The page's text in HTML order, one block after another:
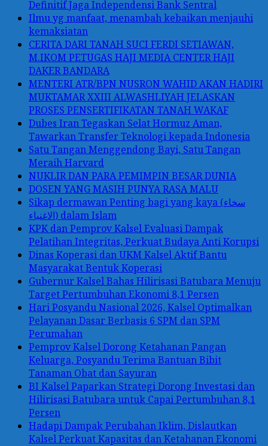
Definitif Jaga Independensi Bank Sentral
Ilmu yg manfaat, menambah kebaikan menjauhi
kemaksiatan
CERITA DARI TANAH SUCI FERDI SETIAWAN,
M.IKOM PETUGAS HAJI MEDIA CENTER HAJI
DAKER BANDARA
MENTERI ATR/BPN NUSRON WAHID AKAN HADIRI
MUKTAMAR XXIII ALWASHLIYAH JELASKAN
PROSES PENSERTIFIKATAN TANAH WAKAF
Dubes Iran Tegaskan Selat Hormuz Aman,
Tawarkan Transfer Teknologi kepada Indonesia
Satu Tangan Menggendong Bayi, Satu Tangan
Meraih Harvard
NUKLIR DAN PARA PEMIMPIN BESAR DUNIA
DOSEN YANG MASIH PUNYA RASA MALU
Sikap dermawan Penting bagi yang kaya (سخاء
الاغنياء) dalam Islam
KPK dan Pemprov Kalsel Evaluasi Dampak
Pelatihan Integritas, Perkuat Budaya Anti Korupsi
Dinas Koperasi dan UKM Kalsel Aktif Bantu
Masyarakat Bentuk Koperasi
Gubernur Kalsel Bahas Hilirisasi Batubara Menuju
Target Pertumbuhan Ekonomi 8,1 Persen
Hari Posyandu Nasional 2026, Kalsel Optimalkan
Pelayanan Dasar Berbasis 6 SPM dan SPM
Perumahan
Pemprov Kalsel Dorong Ketahanan Pangan
Keluarga, Posyandu Terima Bantuan Bibit
Tanaman Obat dan Sayuran
BI Kalsel Paparkan Strategi Dorong Investasi dan
Hilirisasi Batubara untuk Capai Pertumbuhan 8,1
Persen
Hadapi Dampak Perubahan Iklim, Dislautkan
Kalsel Perkuat Kapasitas dan Ketahanan Ekonomi